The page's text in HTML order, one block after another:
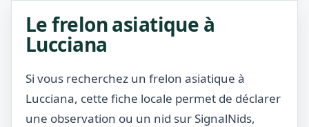
Le frelon asiatique à
Lucciana
Si vous recherchez un frelon asiatique à
Lucciana, cette fiche locale permet de déclarer
une observation ou un nid sur SignalNids,